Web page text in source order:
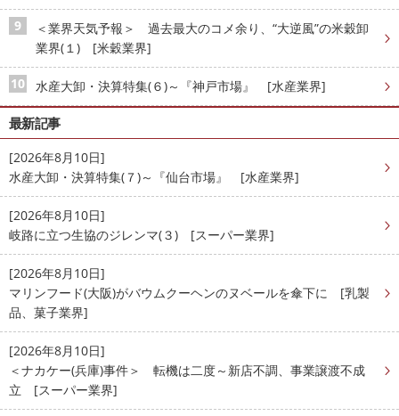
＜業界天気予報＞ 過去最大のコメ余り、“大逆風”の米穀卸
業界(１) [米穀業界]
水産大卸・決算特集(６)～『神戸市場』 [水産業界]
最新記事
[2026年8月10日]
水産大卸・決算特集(７)～『仙台市場』 [水産業界]
[2026年8月10日]
岐路に立つ生協のジレンマ(３) [スーパー業界]
[2026年8月10日]
マリンフード(大阪)がバウムクーヘンのヌベールを傘下に [乳製
品、菓子業界]
[2026年8月10日]
＜ナカケー(兵庫)事件＞ 転機は二度～新店不調、事業譲渡不成
立 [スーパー業界]